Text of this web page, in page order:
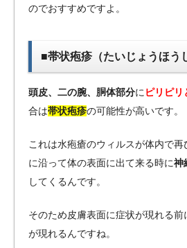
のでおすすめですよ。
■帯状疱疹（たいじょうほう
頭皮、二の腕、胴体部分に ピリピリ
合は帯状疱疹の可能性が高いです。
これは水疱瘡のウィルスが体内で
に沿って体の表面に出て来る時に神
してくるんです。
そのため皮膚表面に症状が現れる
が現れるんですね。